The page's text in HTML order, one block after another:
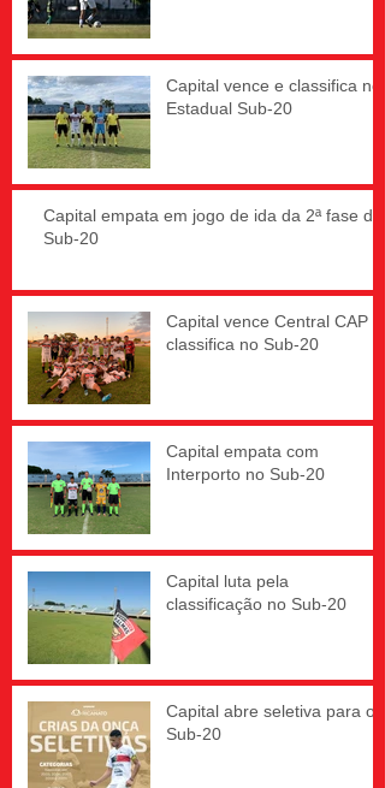
Capital vence e classifica no
Estadual Sub-20
Capital empata em jogo de ida da 2ª fase do
Sub-20
Capital vence Central CAP e
classifica no Sub-20
Capital empata com
Interporto no Sub-20
Capital luta pela
classificação no Sub-20
Capital abre seletiva para o
Sub-20